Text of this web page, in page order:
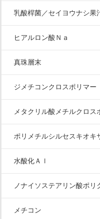
乳酸桿菌／セイヨウナシ果
ヒアルロン酸Ｎａ
真珠層末
ジメチコンクロスポリマー
メタクリル酸メチルクロス
ポリメチルシルセスキオキ
水酸化Ａｌ
ノナイソステアリン酸ポリ
メチコン